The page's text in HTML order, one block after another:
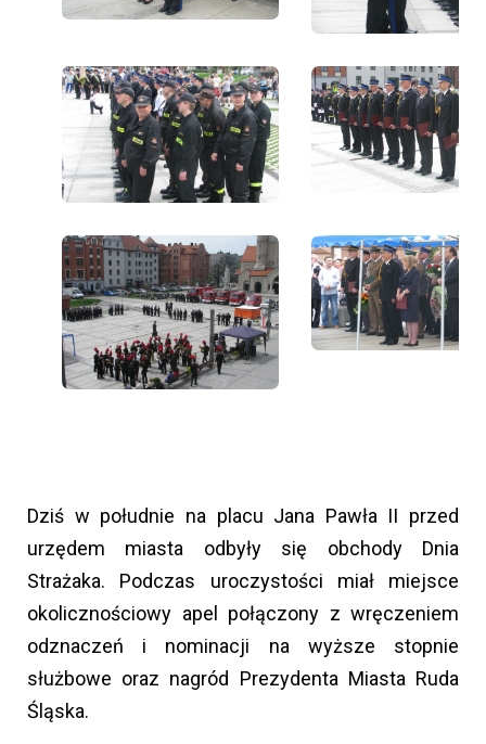
Dziś w południe na placu Jana Pawła II przed
urzędem miasta odbyły się obchody Dnia
Strażaka. Podczas uroczystości miał miejsce
okolicznościowy apel połączony z wręczeniem
odznaczeń i nominacji na wyższe stopnie
służbowe oraz nagród Prezydenta Miasta Ruda
Śląska.